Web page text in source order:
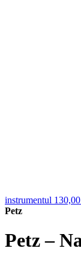
instrumentul 130,00
Petz
Petz –